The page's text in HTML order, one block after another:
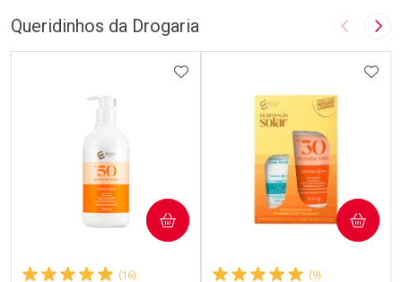
Queridinhos da Drogaria Imagem
(16)
ADICIONAR AOS FAVORITOS
COMPRAR
(9)
COMPRAR